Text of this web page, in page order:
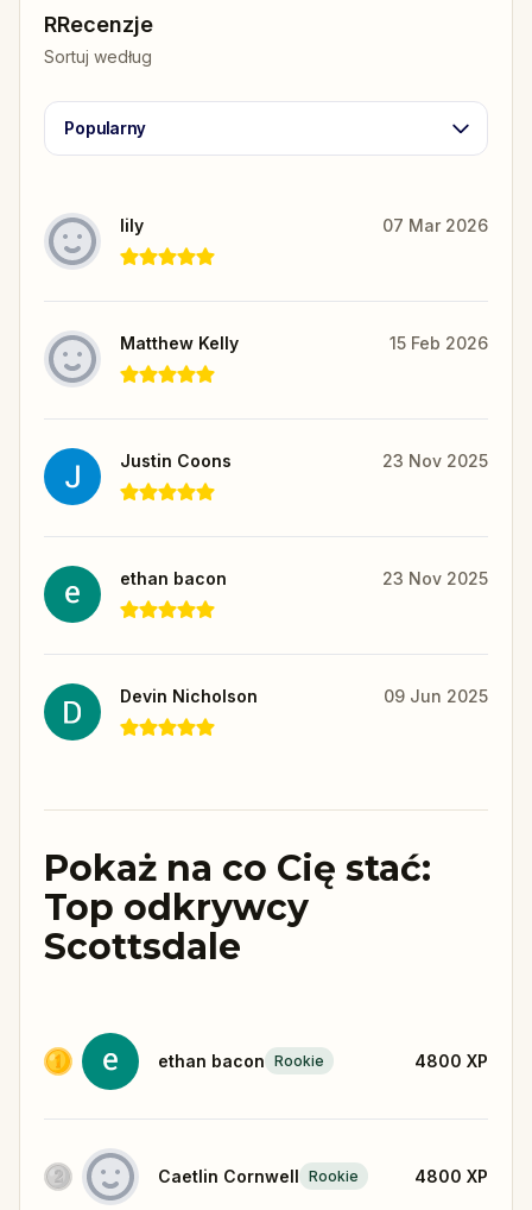
RRecenzje
Sortuj według
Popularny
lily 07 Mar 2026
Matthew Kelly 15 Feb 2026
Justin Coons 23 Nov 2025
ethan bacon 23 Nov 2025
Devin Nicholson 09 Jun 2025
Pokaż na co Cię stać:
Top odkrywcy
Scottsdale
ethan bacon Rookie 4800 XP
Caetlin Cornwell Rookie 4800 XP